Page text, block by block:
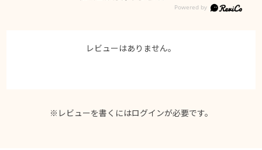
レビューはありません。
※レビューを書くにはログインが必要です。